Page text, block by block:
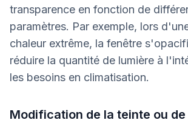
transparence en fonction de
paramètres. Par exemple, lors
chaleur extrême, la fenêtre
réduire la quantité de lumière à
les besoins en climatisation.
Modification de la teinte ou